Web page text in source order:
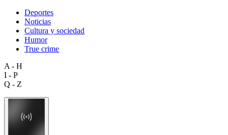
Deportes
Noticias
Cultura y sociedad
Humor
True crime
A - H
I - P
Q - Z